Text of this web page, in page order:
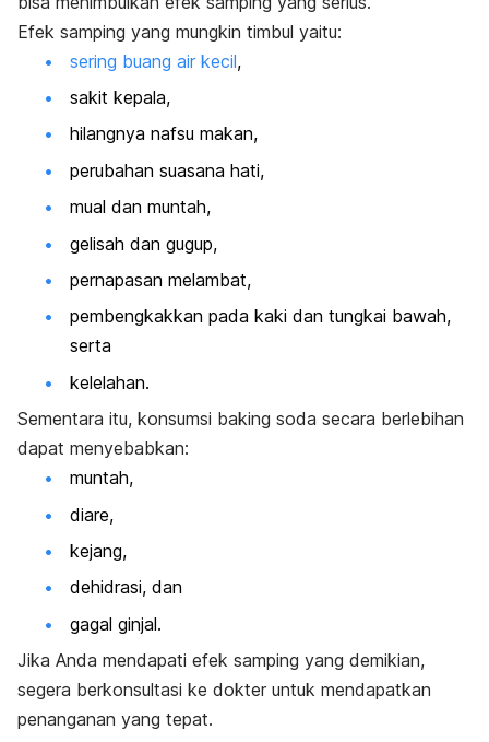
Efek samping yang mungkin timbul yaitu:
sering buang air kecil,
sakit kepala,
hilangnya nafsu makan,
perubahan suasana hati,
mual dan muntah,
gelisah dan gugup,
pernapasan melambat,
pembengkakkan pada kaki dan tungkai bawah,
serta
kelelahan.
Sementara itu, konsumsi baking soda secara berlebihan
dapat menyebabkan:
muntah,
diare,
kejang,
dehidrasi, dan
gagal ginjal.
Jika Anda mendapati efek samping yang demikian,
segera berkonsultasi ke dokter untuk mendapatkan
penanganan yang tepat.